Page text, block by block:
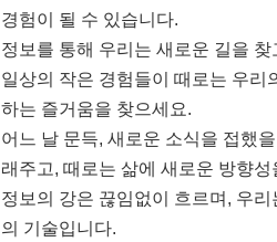
경험이 될 수 있습니다.
정보를 통해 우리는 새로운 길을
일상의 작은 경험들이 때로는 우리
하는 즐거움을 찾으세요.
어느 날 문득, 새로운 소식을 접했
래주고, 때로는 삶에 새로운 방향
정보의 강은 끊임없이 흐르며, 우
의 기술입니다.